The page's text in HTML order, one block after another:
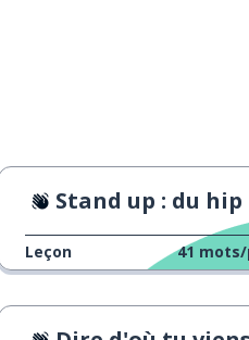
Stand up : du hip hip
Leçon 41 mots/